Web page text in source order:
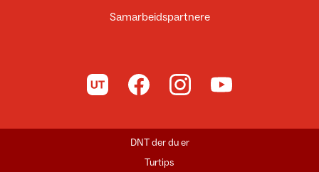
Samarbeidspartnere
Til UT.no Til DNT på Facebook
Til DNT på Instagram
Til DNT på YouTube
DNT der du er
Turtips